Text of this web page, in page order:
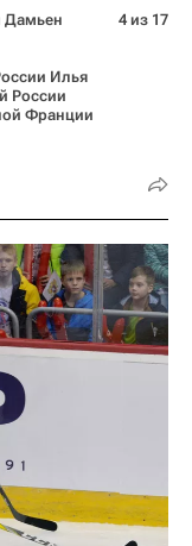
Дамьен
Илья
России
Франции
4 из 17